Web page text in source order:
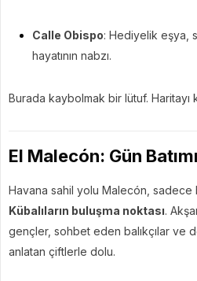
Calle Obispo: Hediyelik eşya,
hayatının nabzı.
Burada kaybolmak bir lütuf. Haritayı
El Malecón: Gün
Havana sahil yolu Malecón, sadece
Kübalıların buluşma noktası.
gençler, sohbet eden balıkçılar ve
anlatan çiftlerle dolu.